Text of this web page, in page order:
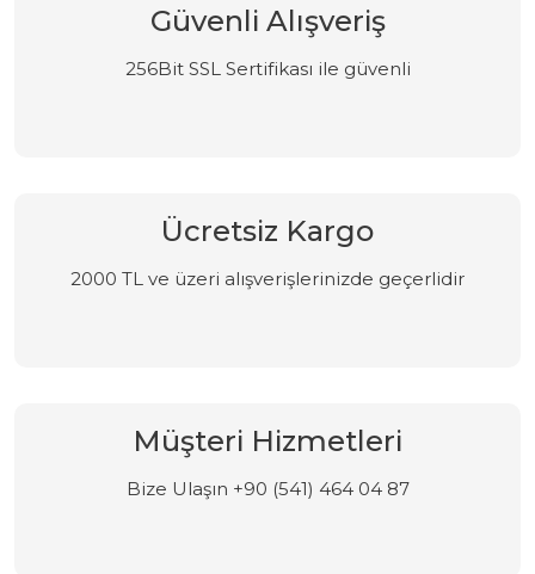
Güvenli Alışveriş
256Bit SSL Sertifikası ile güvenli
Ücretsiz Kargo
2000 TL ve üzeri alışverişlerinizde geçerlidir
Müşteri Hizmetleri
Bize Ulaşın +90 (541) 464 04 87